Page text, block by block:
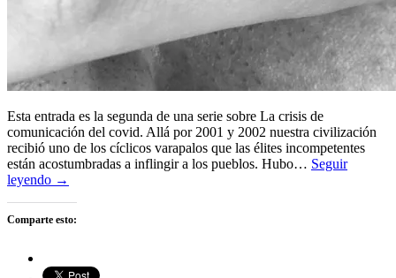
Esta entrada es la segunda de una serie sobre La crisis de
comunicación del covid. Allá por 2001 y 2002 nuestra civilización
recibió uno de los cíclicos varapalos que las élites incompetentes
están acostumbradas a inflingir a los pueblos. Hubo… Seguir
leyendo →
Comparte esto: